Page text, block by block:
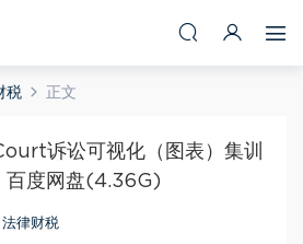
税 正文
诉讼可视化（图表）集训
百度网盘(4.36G)
法律财税